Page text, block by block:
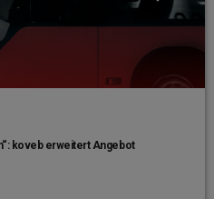
koveb erweitert Angebot